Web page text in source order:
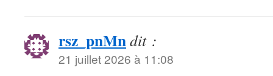
rsz_pnMndit :
21 juillet 2026 à 11:08